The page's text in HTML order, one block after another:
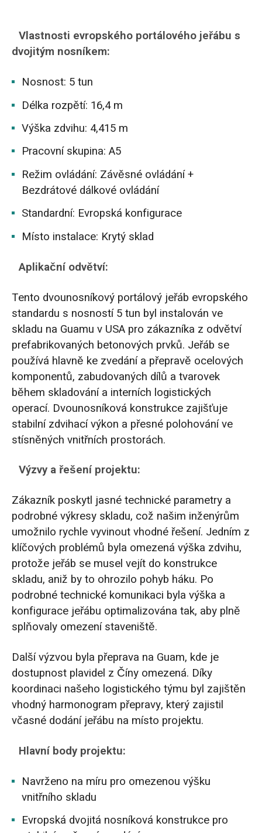
Vlastnosti evropského portálového jeřábu s
dvojitým nosníkem:
Nosnost: 5 tun
Délka rozpětí: 16,4 m
Výška zdvihu: 4,415 m
Pracovní skupina: A5
Režim ovládání: Závěsné ovládání +
Bezdrátové dálkové ovládání
Standardní: Evropská konfigurace
Místo instalace: Krytý sklad
Aplikační odvětví:
Tento dvounosníkový portálový jeřáb evropského
standardu s nosností 5 tun byl instalován ve
skladu na Guamu v USA pro zákazníka z odvětví
prefabrikovaných betonových prvků. Jeřáb se
používá hlavně ke zvedání a přepravě ocelových
komponentů, zabudovaných dílů a tvarovek
během skladování a interních logistických
operací. Dvounosníková konstrukce zajišťuje
stabilní zdvihací výkon a přesné polohování ve
stísněných vnitřních prostorách.
Výzvy a řešení projektu:
Zákazník poskytl jasné technické parametry a
podrobné výkresy skladu, což našim inženýrům
umožnilo rychle vyvinout vhodné řešení. Jedním z
klíčových problémů byla omezená výška zdvihu,
protože jeřáb se musel vejít do konstrukce
skladu, aniž by to ohrozilo pohyb háku. Po
podrobné technické komunikaci byla výška a
konfigurace jeřábu optimalizována tak, aby plně
splňovaly omezení staveniště.
Další výzvou byla přeprava na Guam, kde je
dostupnost plavidel z Číny omezená. Díky
koordinaci našeho logistického týmu byl zajištěn
vhodný harmonogram přepravy, který zajistil
včasné dodání jeřábu na místo projektu.
Hlavní body projektu:
Navrženo na míru pro omezenou výšku
vnitřního skladu
Evropská dvojitá nosníková konstrukce pro